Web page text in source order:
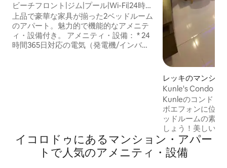
ビーチフロント|ジム|プール|Wi-Fi|24時間
365日電源確保
上品で豪華な家具が揃った2ベッドルーム
のアパート。魅力的で機能的なアメニテ
ィ・設備付き。 アメニティ・設備： * 24
時間365日対応の電気（発電機/インバー
レッキのマンショ
Kunle's Condo 5A
屋をまるごとお
Lekki
Kunleのコンドミニアム5A
ボエフォンに位置
ッドルームの素敵
しょう！美しい
メントには、快適
ド、最新家電が
チン、くつろぐ
イコロドゥにあるマンション・アパー
トで人気のアメニティ・設備